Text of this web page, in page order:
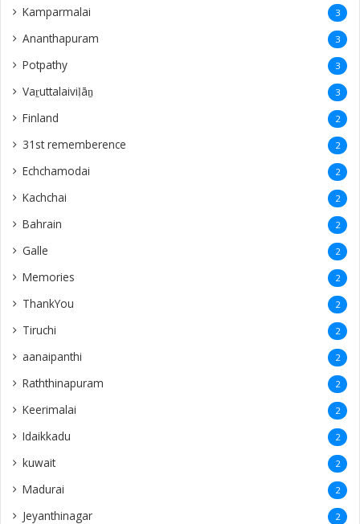
Kamparmalai 3
Ananthapuram 3
‎Potpathy 3
Vaṟuttalaiviḷāṉ 3
Finland 2
31st rememberence 2
Echchamodai 2
Kachchai 2
Bahrain 2
Galle 2
Memories 2
ThankYou 2
Tiruchi 2
aanaipanthi 2
Raththinapuram 2
Keerimalai 2
Idaikkadu 2
kuwait 2
Madurai 2
Jeyanthinagar 2